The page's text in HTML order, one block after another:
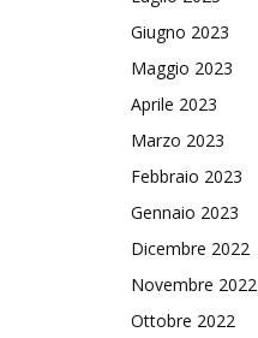
Giugno 2023
Maggio 2023
Aprile 2023
Marzo 2023
Febbraio 2023
Gennaio 2023
Dicembre 2022
Novembre 2022
Ottobre 2022